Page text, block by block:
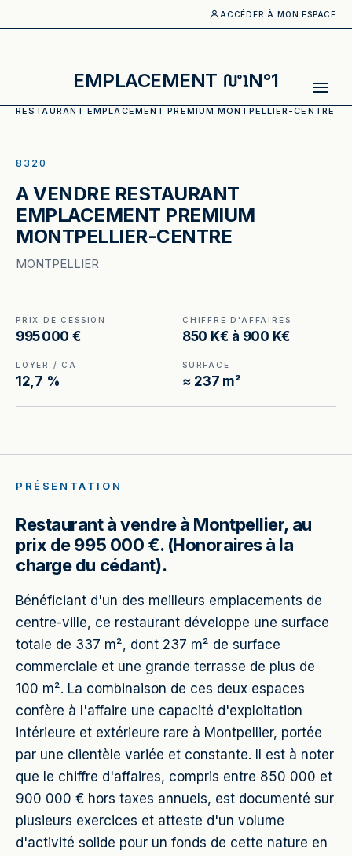
ACCÉDER À MON ESPACE
EMPLACEMENT N°1
RESTAURANT EMPLACEMENT PREMIUM MONTPELLIER-CENTRE
8320
A VENDRE RESTAURANT
EMPLACEMENT PREMIUM
MONTPELLIER-CENTRE
MONTPELLIER
PRIX DE CESSION
995 000 €
CHIFFRE D'AFFAIRES
850 K€ à 900 K€
LOYER / CA
12,7 %
SURFACE
≈ 237 m²
PRÉSENTATION
Restaurant à vendre à Montpellier, au
prix de 995 000 €. (Honoraires à la
charge du cédant).
Bénéficiant d'un des meilleurs emplacements de
centre-ville, ce restaurant développe une surface
totale de 337 m², dont 237 m² de surface
commerciale et une grande terrasse de plus de
100 m². La combinaison de ces deux espaces
confère à l'affaire une capacité d'exploitation
intérieure et extérieure rare à Montpellier, portée
par une clientèle variée et constante. Il est à noter
que le chiffre d'affaires, compris entre 850 000 et
900 000 € hors taxes annuels, est documenté sur
plusieurs exercices et atteste d'un volume
d'activité solide pour un fonds de cette nature en